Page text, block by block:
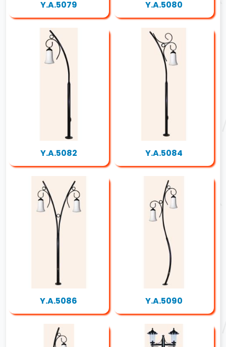
Y.A.5079 Y.A.5080
Y.A.5082 Y.A.5084
Y.A.5086 Y.A.5090